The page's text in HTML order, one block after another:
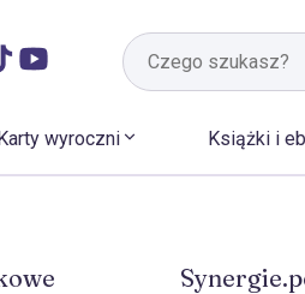
wyroczni Książki i